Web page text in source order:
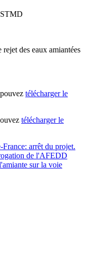
des eaux amiantées
télécharger le
télécharger le
arrêt du projet.
de l'AFEDD
sur la voie